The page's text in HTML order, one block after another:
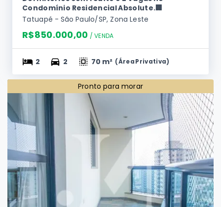
Apartamento Duplex Reformado com 70m², 2
Dormitórios com 1 Suíte e 2 Vagas no
Condomínio Residencial Absolute.🏢
Tatuapé - São Paulo/SP, Zona Leste
R$850.000,00 / VENDA
70 m² (Área Privativa
Pronto para morar